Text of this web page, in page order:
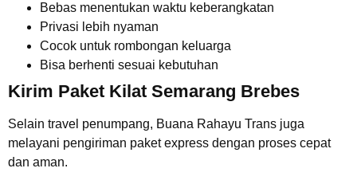
Bebas menentukan waktu keberangkatan
Privasi lebih nyaman
Cocok untuk rombongan keluarga
Bisa berhenti sesuai kebutuhan
Kirim Paket Kilat Semarang Brebes
Selain travel penumpang, Buana Rahayu Trans juga
melayani pengiriman paket express dengan proses cepat
dan aman.